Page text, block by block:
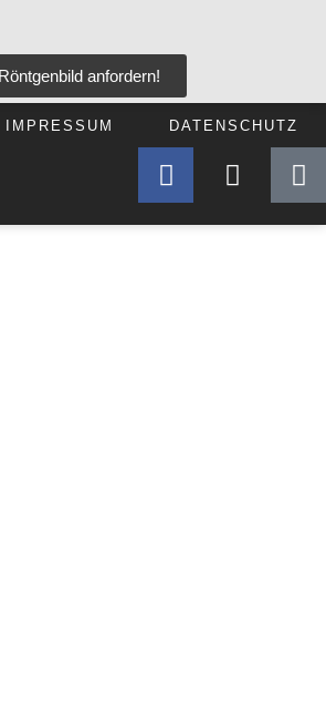
Röntgenbild anfordern!
IMPRESSUM DATENSCHUTZ